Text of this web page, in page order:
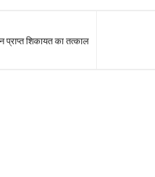
प्राप्त शिकायत का तत्काल